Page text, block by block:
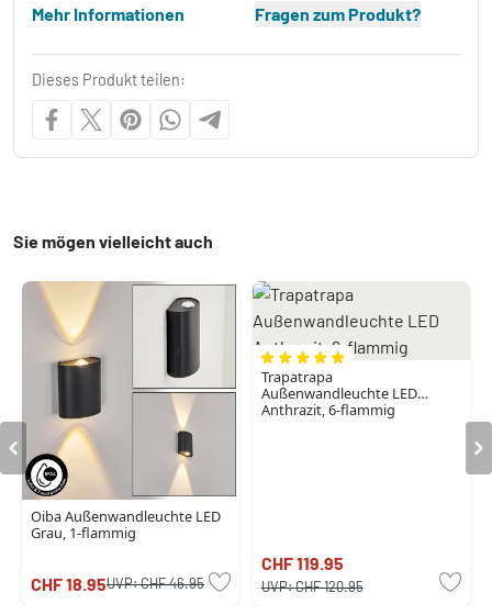
Mehr Informationen Fragen zum Produkt?
Dieses Produkt teilen:
Sie mögen vielleicht auch
Oiba Außenwandleuchte LED
Grau, 1-flammig
CHF 18.95UVP:CHF 46.95
Trapatrapa
Außenwandleuchte LED
Anthrazit, 6-flammig
CHF 119.95
UVP:CHF 120.95